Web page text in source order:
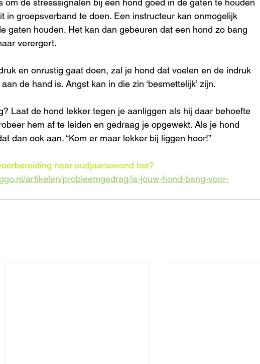
om de stresssignalen bij een hond goed in de gaten te houden
in groepsverband te doen. Een instructeur kan onmogelijk
gaten houden. Het kan dan gebeuren dat een hond zo bang
verergert.
en onrustig gaat doen, zal je hond dat voelen en de indruk
de hand is. Angst kan in die zin ‘besmettelijk’ zijn.
Laat de hond lekker tegen je aanliggen als hij daar behoefte
hem af te leiden en gedraag je opgewekt. Als je hond
dan ook aan. “Kom er maar lekker bij liggen hoor!”
naar oudjaarsavond toe?
artikelen/probleemgedrag/is-jouw-hond-bang-voor-